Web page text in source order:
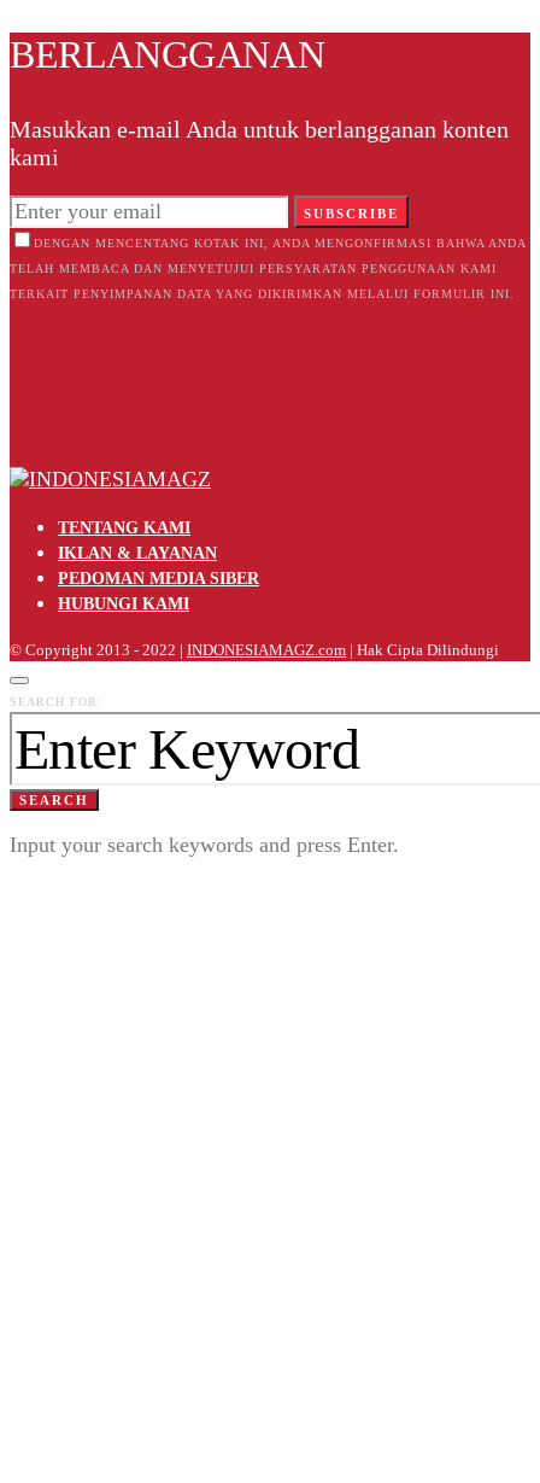
BERLANGGANAN
Masukkan e-mail Anda untuk berlangganan konten
kami
SUBSCRIBE
DENGAN MENCENTANG KOTAK INI, ANDA MENGONFIRMASI BAHWA ANDA
TELAH MEMBACA DAN MENYETUJUI PERSYARATAN PENGGUNAAN KAMI
TERKAIT PENYIMPANAN DATA YANG DIKIRIMKAN MELALUI FORMULIR INI.
TENTANG KAMI
IKLAN & LAYANAN
PEDOMAN MEDIA SIBER
HUBUNGI KAMI
© Copyright 2013 - 2022 | INDONESIAMAGZ.com | Hak Cipta Dilindungi
SEARCH FOR:
SEARCH
Input your search keywords and press Enter.